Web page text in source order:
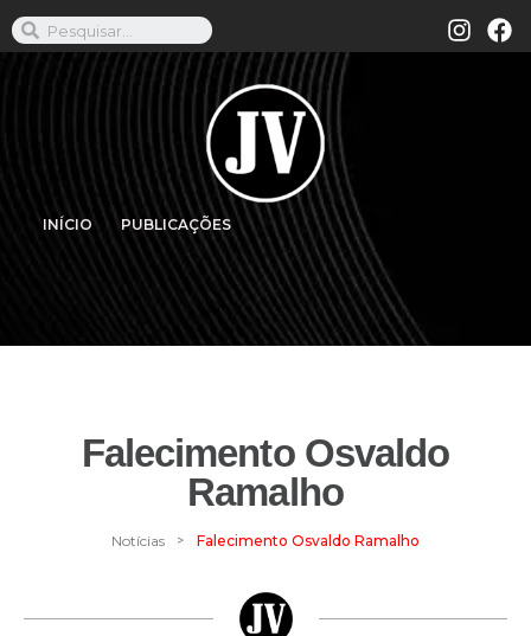
INÍCIO PUBLICAÇÕES
Falecimento Osvaldo
Ramalho
Notícias > Falecimento Osvaldo Ramalho